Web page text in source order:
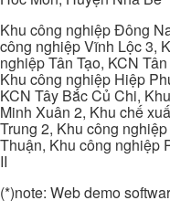
Khu công nghiệp Đông
công nghiệp Vĩnh Lộc 3,
nghiệp Tân Tạo, KCN
Khu công nghiệp Hiệp
KCN Tây Bắc Củ Chi,
Minh Xuân 2, Khu chế
Trung 2, Khu công
Thuận, Khu công nghiệp
II
(*)note: Web demo